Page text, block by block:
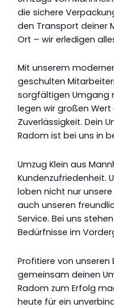
die sichere
den Transport deiner
Ort – wir erledigen
Mit unserem
geschulten
sorgfältigen Umgang
legen wir großen
Zuverlässigkeit. Dein
Radom ist bei uns in
Umzug Klein aus
Kundenzufriedenheit.
loben nicht nur
auch unseren
Service. Bei uns
Bedürfnisse im
Profitiere von unseren
gemeinsam deinen
Radom zum Erfolg
heute für ein